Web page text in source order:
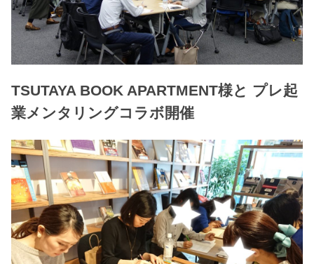
TSUTAYA BOOK APARTMENT様と プレ起
業メンタリングコラボ開催